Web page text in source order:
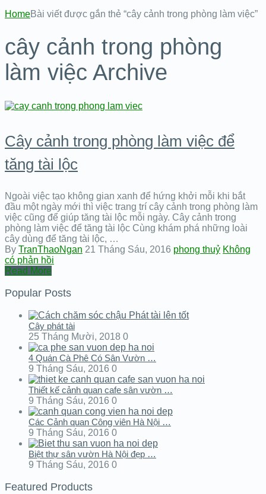
HomeBài viết được gắn thẻ “cây cảnh trong phòng làm việc”
cây cảnh trong phòng
làm việc Archive
Cây cảnh trong phòng làm việc để
tăng tài lộc
Ngoài việc tạo không gian xanh để hứng khởi mỗi khi bắt
đầu một ngày mới thì việc trang trí cây cảnh trong phòng làm
việc cũng để giúp tăng tài lộc mỗi ngày. Cây cảnh trong
phòng làm việc để tăng tài lộc Cùng khám phá những loài
cây dùng để tăng tài lộc, …
By TranThaoNgan 21 Tháng Sáu, 2016 phong thuỷ Không
có phản hồi
Read More
Popular Posts
Cây phát tài
25 Tháng Mười, 2018 0
4 Quán Cà Phê Có Sân Vườn …
9 Tháng Sáu, 2016 0
Thiết kế cảnh quan cafe sân vườn …
9 Tháng Sáu, 2016 0
Các Cảnh quan Công viên Hà Nội …
9 Tháng Sáu, 2016 0
Biệt thự sân vườn Hà Nội đẹp …
9 Tháng Sáu, 2016 0
Featured Products